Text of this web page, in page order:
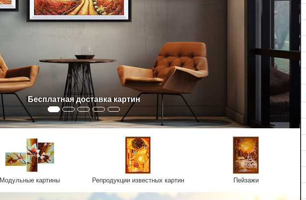
Бесплатная доставка картин
Модульные картины Репродукции известных картин Пейзажи